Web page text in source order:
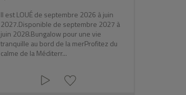
Il est LOUÉ de septembre 2026 à juin
2027.Disponible de septembre 2027 à
juin 2028.Bungalow pour une vie
tranquille au bord de la merProfitez du
calme de la Méditerr...